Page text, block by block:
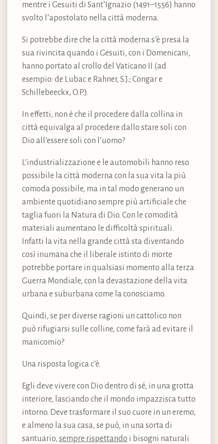
mentre i Gesuiti di Sant’Ignazio (1491–1556) hanno
svolto l’apostolato nella città moderna.
Si potrebbe dire che la città moderna s’è presa la
sua rivincita quando i Gesuiti, con i Domenicani,
hanno portato al crollo del Vaticano II (ad
esempio: de Lubac e Rahner, S.J.; Congar e
Schillebeeckx, O.P.).
In effetti, non è che il procedere dalla collina in
città equivalga al procedere dallo stare soli con
Dio all’essere soli con l’uomo?
L’industrializzazione e le automobili hanno reso
possibile la città moderna con la sua vita la più
comoda possibile, ma in tal modo generano un
ambiente quotidiano sempre più artificiale che
taglia fuori la Natura di Dio. Con le comodità
materiali aumentano le difficoltà spirituali.
Infatti la vita nella grande città sta diventando
così inumana che il liberale istinto di morte
potrebbe portare in qualsiasi momento alla terza
Guerra Mondiale, con la devastazione della vita
urbana e suburbana come la conosciamo.
Quindi, se per diverse ragioni un cattolico non
può rifugiarsi sulle colline, come farà ad evitare il
manicomio?
Una risposta logica c’è.
Egli deve vivere con Dio dentro di sé, in una grotta
interiore, lasciando che il mondo impazzisca tutto
intorno. Deve trasformare il suo cuore in un eremo,
e almeno la sua casa, se può, in una sorta di
santuario, sempre rispettando i bisogni naturali